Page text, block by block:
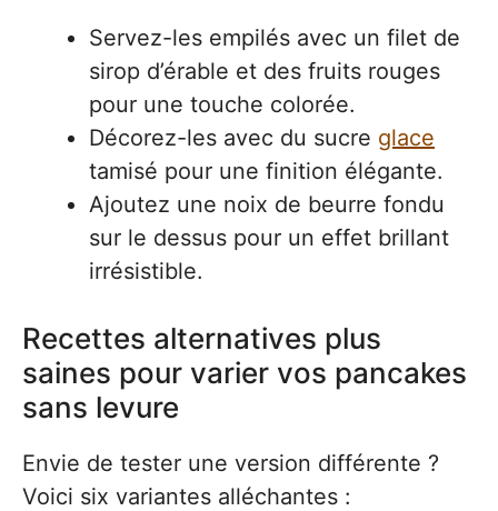
Servez-les empilés avec un filet de
sirop d’érable et des fruits rouges
pour une touche colorée.
Décorez-les avec du sucre glace
tamisé pour une finition élégante.
Ajoutez une noix de beurre fondu
sur le dessus pour un effet brillant
irrésistible.
Recettes alternatives plus
saines pour varier vos pancakes
sans levure
Envie de tester une version différente ?
Voici six variantes alléchantes :